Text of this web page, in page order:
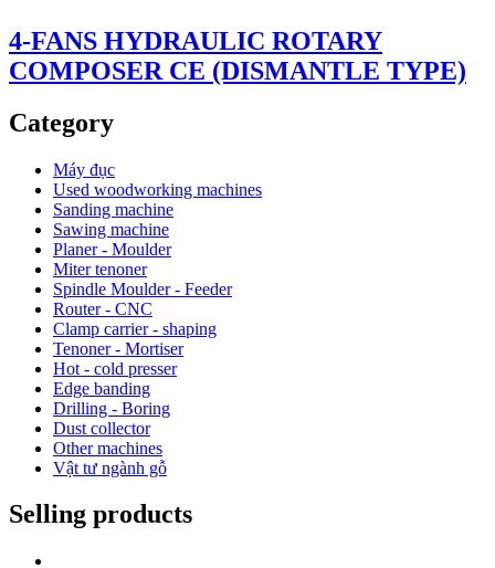
4-FANS HYDRAULIC ROTARY
COMPOSER CE (DISMANTLE TYPE)
Category
Máy đục
Used woodworking machines
Sanding machine
Sawing machine
Planer - Moulder
Miter tenoner
Spindle Moulder - Feeder
Router - CNC
Clamp carrier - shaping
Tenoner - Mortiser
Hot - cold presser
Edge banding
Drilling - Boring
Dust collector
Other machines
Vật tư ngành gỗ
Selling products